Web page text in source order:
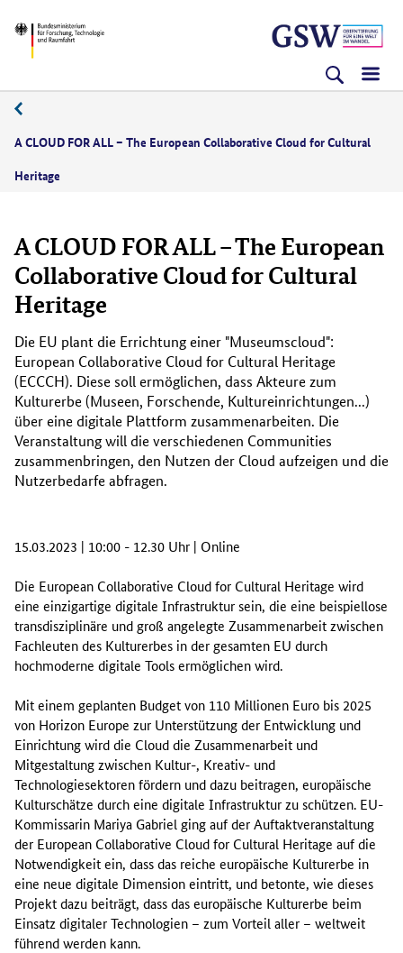
zum
(Eingabetaste)
zum
(Eingabetaste)
zur
(Eingabetaste)
BMFTR
A CLOUD FOR ALL – The European Collaborative Cloud for Cultural
Heritage
A CLOUD FOR ALL – The European
Collaborative Cloud for Cultural
Heritage
Die EU plant die Errichtung einer "Museumscloud":
European Collaborative Cloud for Cultural Heritage
(ECCCH). Diese soll ermöglichen, dass Akteure zum
Kulturerbe (Museen, Forschende, Kultureinrichtungen...)
über eine digitale Plattform zusammenarbeiten. Die
Veranstaltung will die verschiedenen Communities
zusammenbringen, den Nutzen der Cloud aufzeigen und die
Nutzerbedarfe abfragen.
15.03.2023 | 10:00 - 12.30 Uhr | Online
Die European Collaborative Cloud for Cultural Heritage wird
eine einzigartige digitale Infrastruktur sein, die eine beispiellose
transdisziplinäre und groß angelegte Zusammenarbeit zwischen
Fachleuten des Kulturerbes in der gesamten EU durch
hochmoderne digitale Tools ermöglichen wird.
Mit einem geplanten Budget von 110 Millionen Euro bis 2025
von Horizon Europe zur Unterstützung der Entwicklung und
Einrichtung wird die Cloud die Zusammenarbeit und
Mitgestaltung zwischen Kultur-, Kreativ- und
Technologiesektoren fördern und dazu beitragen, europäische
Kulturschätze durch eine digitale Infrastruktur zu schützen. EU-
Kommissarin Mariya Gabriel ging auf der Auftaktveranstaltung
der European Collaborative Cloud for Cultural Heritage auf die
Notwendigkeit ein, dass das reiche europäische Kulturerbe in
eine neue digitale Dimension eintritt, und betonte, wie dieses
Projekt dazu beiträgt, dass das europäische Kulturerbe beim
Einsatz digitaler Technologien – zum Vorteil aller – weltweit
führend werden kann.